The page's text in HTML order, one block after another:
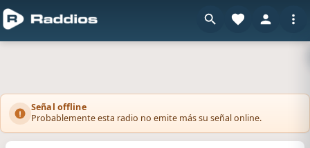
Señal offline
Probablemente esta radio no emite más su señal online.